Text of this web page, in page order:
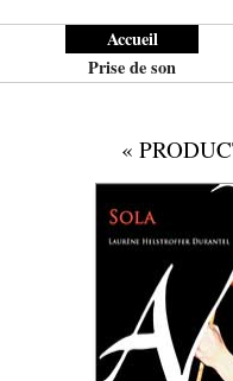
Accueil
Prise de son
«